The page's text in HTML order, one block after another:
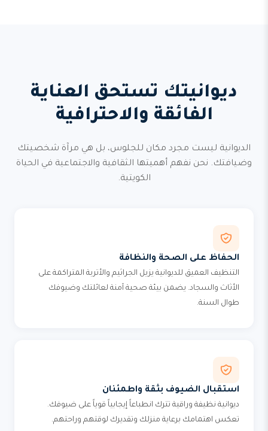
ديوانيتك تستحق العناية
الفائقة والاحترافية
الديوانية ليست مجرد مكان للجلوس، بل هي مرآة شخصيتك
وضيافتك. نحن نفهم أهميتها الثقافية والاجتماعية في الحياة
الكويتية.
الحفاظ على الصحة والنظافة
التنظيف العميق للديوانية يزيل الجراثيم والأتربة المتراكمة على
الأثاث والسجاد. يضمن بيئة صحية آمنة لعائلتك وضيوفك
طوال السنة.
استقبال الضيوف بثقة واطمئنان
ديوانية نظيفة وراقية تترك انطباعاً إيجابياً قوياً على ضيوفك.
تعكس اهتمامك برعاية منزلك وتقديرك لوقتهم وراحتهم.